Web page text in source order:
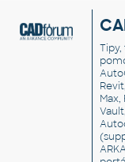
Max,